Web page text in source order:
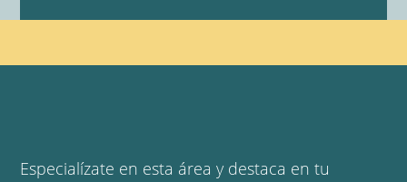
Especialízate en esta área y destaca en tu